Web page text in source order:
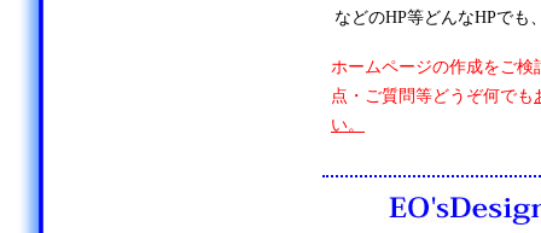
などのHP等どんなHPでも
ホームページの作成をご検
点・ご質問等どうぞ何でも
い。